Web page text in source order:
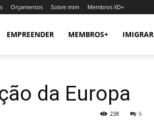
Orçamentos Sobre mim Membros XD+
EMPREENDER MEMBROS+ IMIGRAR
da Europa
6
238